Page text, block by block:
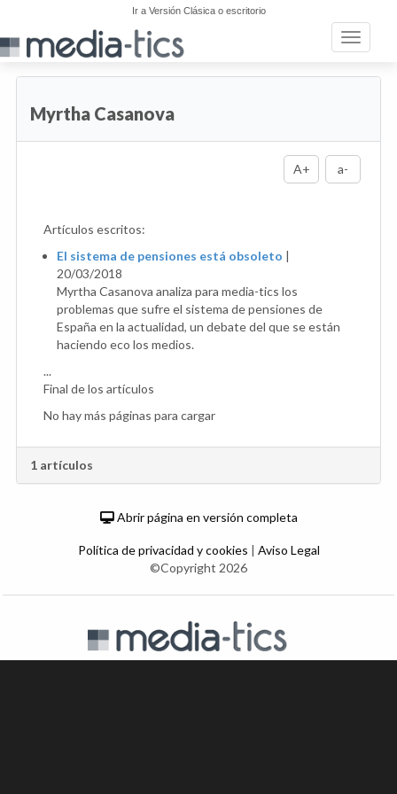
Ir a Versión Clásica o escritorio
Toggle
Myrtha Casanova
A+ a-
Artículos escritos:
El sistema de pensiones está obsoleto |
20/03/2018
Myrtha Casanova analiza para media-tics los
problemas que sufre el sistema de pensiones de
España en la actualidad, un debate del que se están
haciendo eco los medios.
...
Final de los artículos
No hay más páginas para cargar
1 artículos
Abrir página en versión completa
Política de privacidad y cookies | Aviso Legal
©Copyright 2026